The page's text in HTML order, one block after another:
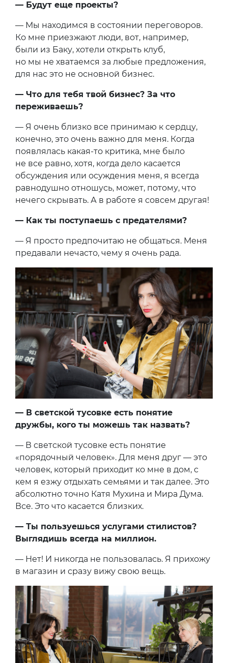
— Будут еще проекты?
— Мы находимся в состоянии переговоров.
Ко мне приезжают люди, вот, например,
были из Баку, хотели открыть клуб,
но мы не хватаемся за любые предложения,
для нас это не основной бизнес.
— Что для тебя твой бизнес? За что
переживаешь?
— Я очень близко все принимаю к сердцу,
конечно, это очень важно для меня. Когда
появлялась какая-то критика, мне было
не все равно, хотя, когда дело касается
обсуждения или осуждения меня, я всегда
равнодушно отношусь, может, потому, что
нечего скрывать. А в работе я совсем другая!
— Как ты поступаешь с предателями?
— Я просто предпочитаю не общаться. Меня
предавали нечасто, чему я очень рада.
— В светской тусовке есть понятие
дружбы, кого ты можешь так назвать?
— В светской тусовке есть понятие
«порядочный человек». Для меня друг — это
человек, который приходит ко мне в дом, c
кем я езжу отдыхать семьями и так далее. Это
абсолютно точно Катя Мухина и Мира Дума.
Все. Это что касается близких.
— Ты пользуешься услугами стилистов?
Выглядишь всегда на миллион.
— Нет! И никогда не пользовалась. Я прихожу
в магазин и сразу вижу свою вещь.